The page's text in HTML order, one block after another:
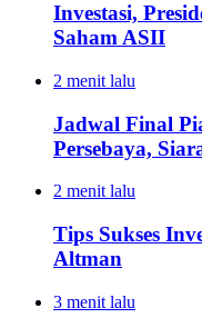
Investasi,
Saham ASII
2 menit lalu
Jadwal Final
Persebaya,
2 menit lalu
Tips Sukses
Altman
3 menit lalu